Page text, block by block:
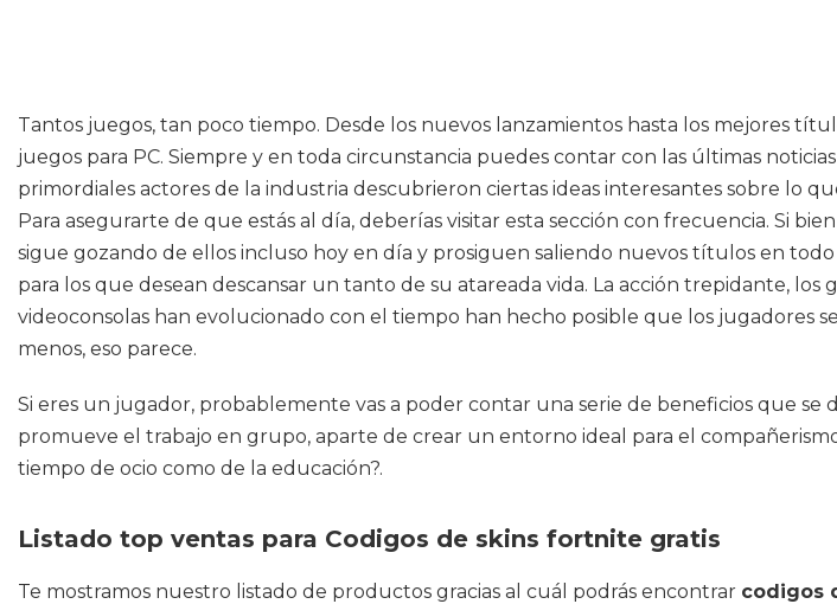
Tantos juegos, tan poco tiempo. Desde los nuevos lanzamientos hasta los mejores
juegos para PC. Siempre y en toda circunstancia puedes contar con las últimas
primordiales actores de la industria descubrieron ciertas ideas interesantes sobre lo
Para asegurarte de que estás al día, deberías visitar esta sección con frecuencia. Si
sigue gozando de ellos incluso hoy en día y prosiguen saliendo nuevos títulos en
para los que desean descansar un tanto de su atareada vida. La acción trepidante,
videoconsolas han evolucionado con el tiempo han hecho posible que los jugadores
menos, eso parece.
Si eres un jugador, probablemente vas a poder contar una serie de beneficios que
promueve el trabajo en grupo, aparte de crear un entorno ideal para el
tiempo de ocio como de la educación?.
Listado top ventas para Codigos de skins fortnite gratis
Te mostramos nuestro listado de productos gracias al cuál podrás encontrar codigos